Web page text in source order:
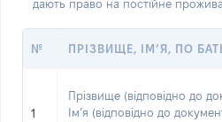
дають право на постійне
№ ПРІЗВИЩЕ, ІМ’Я, ПО
1
Прізвище (відповідно до
Ім’я (відповідно до